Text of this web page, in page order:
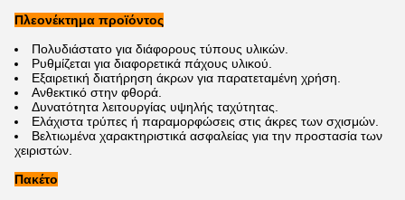
Πλεονέκτημα προϊόντος
Πολυδιάστατο για διάφορους τύπους υλικών.
Ρυθμίζεται για διαφορετικά πάχους υλικού.
Εξαιρετική διατήρηση άκρων για παρατεταμένη χρήση.
Ανθεκτικό στην φθορά.
Δυνατότητα λειτουργίας υψηλής ταχύτητας.
Ελάχιστα τρύπες ή παραμορφώσεις στις άκρες των σχισμών.
Βελτιωμένα χαρακτηριστικά ασφαλείας για την προστασία των
χειριστών.
Πακέτο